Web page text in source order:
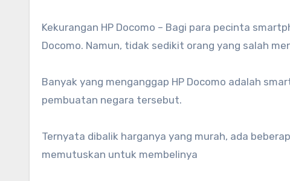
Kekurangan HP Docomo – Bagi para pecinta smartphone murah atau black market tentu lebih mengenal HP
Docomo. Namun, tidak sedikit orang yang salah
Banyak yang menganggap HP Docomo adalah
pembuatan negara tersebut.
Ternyata dibalik harganya yang murah, ada
memutuskan untuk membelinya